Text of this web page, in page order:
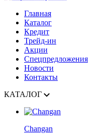
Главная
Каталог
Кредит
Трейд-ин
Акции
Спецпредложения
Новости
Контакты
КАТАЛОГ
Changan